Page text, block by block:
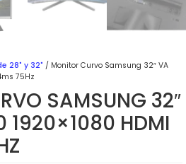
28" y 32" / Monitor Curvo Samsung 32″ VA
75Hz
SAMSUNG 32″
1920×1080 HDMI